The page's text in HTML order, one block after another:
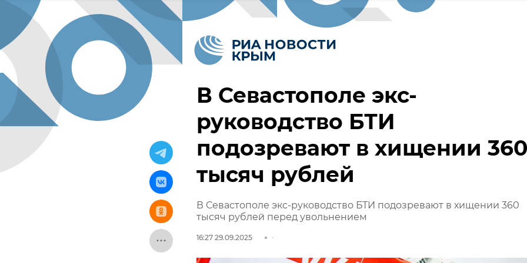
В Севастополе экс-
руководство БТИ
подозревают в хищении 360
тысяч рублей
В Севастополе экс-руководство БТИ подозревают в хищении 360
тысяч рублей перед увольнением
16:27 29.09.2025